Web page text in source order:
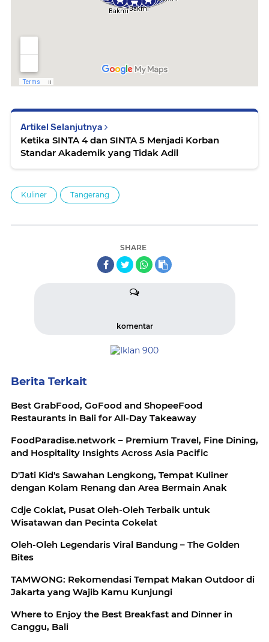
Artikel Selanjutnya
Ketika SINTA 4 dan SINTA 5 Menjadi Korban
Standar Akademik yang Tidak Adil
Kuliner Tangerang
SHARE
komentar
Berita Terkait
Best GrabFood, GoFood and ShopeeFood
Restaurants in Bali for All-Day Takeaway
FoodParadise.network – Premium Travel, Fine Dining,
and Hospitality Insights Across Asia Pacific
D'Jati Kid's Sawahan Lengkong, Tempat Kuliner
dengan Kolam Renang dan Area Bermain Anak
Cdje Coklat, Pusat Oleh-Oleh Terbaik untuk
Wisatawan dan Pecinta Cokelat
Oleh-Oleh Legendaris Viral Bandung – The Golden
Bites
TAMWONG: Rekomendasi Tempat Makan Outdoor di
Jakarta yang Wajib Kamu Kunjungi
Where to Enjoy the Best Breakfast and Dinner in
Canggu, Bali